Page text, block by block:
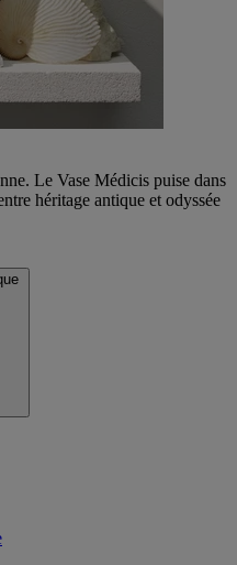
Le Vase Médicis puise dans
héritage antique et odyssée